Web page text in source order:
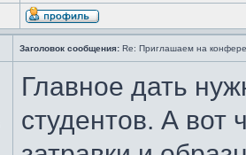
Заголовок сообщения: Re: Приглашаем на
Главное дать
студентов. А вот